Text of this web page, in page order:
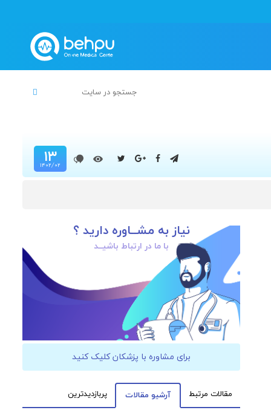
۱۳
۱۴۰۲/۰۲
نیاز به مشــاوره دارید ؟
با ما در ارتباط باشیــد
برای مشاوره با پزشکان کلیک کنید
مقالات مرتبط آرشیو مقالات پربازدیدترین